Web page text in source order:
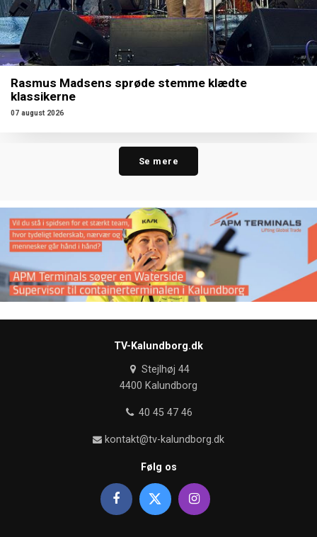
Rasmus Madsens sprøde stemme klædte
klassikerne
07 august 2026
Se mere
TV-Kalundborg.dk
Stejlhøj 44
4400 Kalundborg
40 45 47 46
kontakt@tv-kalundborg.dk
Følg os